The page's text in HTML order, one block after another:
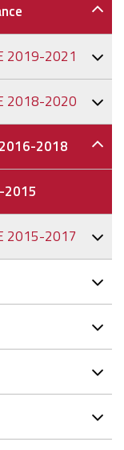
2019-2021
2018-2020
2016-2018
2015
2015-2017